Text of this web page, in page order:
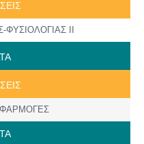
ΙΙ